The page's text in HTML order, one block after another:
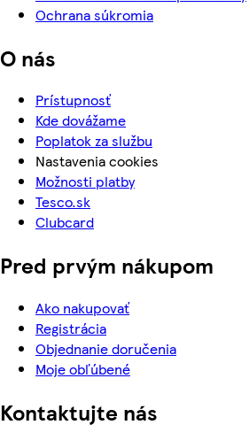
Ochrana súkromia
O nás
Prístupnosť
Kde dovážame
Poplatok za službu
Nastavenia cookies
Možnosti platby
Tesco.sk
Clubcard
Pred prvým nákupom
Ako nakupovať
Registrácia
Objednanie doručenia
Moje obľúbené
Kontaktujte nás